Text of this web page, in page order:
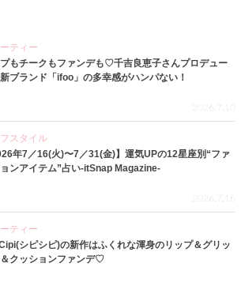
ティー
もチークもファンデも♡千吉良恵子さんプロデュー
ブランド「ifoo」の多幸感がハンパない！
2026.7.10
スタイル
年7／16(火)〜7／31(金)】運気UPの12星座別“ファ
ンアイテム”占い-itSnap Magazine-
2026.7.16
ティー
シピシピ)の新作はふくれな渾身のリップ＆グリッ
クッションファンデ♡